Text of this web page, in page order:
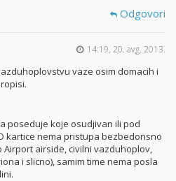
Odgovori
14:19, 20. avg. 2013.
vaze osim domacih i
poseduje koje osudjivan ili pod
kartice nema pristupa bezbedonsno
airside, civilni vazduhoplov,
i slicno), samim time nema posla